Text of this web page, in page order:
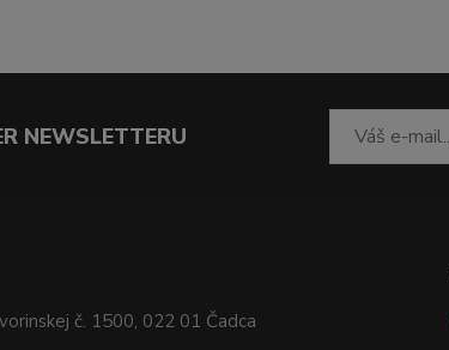
NEWSLETTERU
č. 1500, 022 01 Čadca